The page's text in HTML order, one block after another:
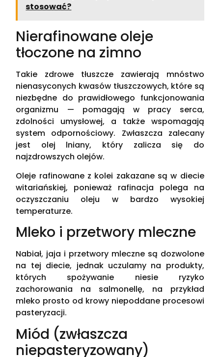
stosować?
Nierafinowane oleje
tłoczone na zimno
Takie zdrowe tłuszcze zawierają mnóstwo
nienasyconych kwasów tłuszczowych, które są
niezbędne do prawidłowego funkcjonowania
organizmu — pomagają w pracy serca,
zdolności umysłowej, a także wspomagają
system odpornościowy. Zwłaszcza zalecany
jest olej lniany, który zalicza się do
najzdrowszych olejów.
Oleje rafinowane z kolei zakazane są w diecie
witariańskiej, ponieważ rafinacja polega na
oczyszczaniu oleju w bardzo wysokiej
temperaturze.
Mleko i przetwory mleczne
Nabiał, jaja i przetwory mleczne są dozwolone
na tej diecie, jednak uczulamy na produkty,
których spożywanie niesie ryzyko
zachorowania na salmonellę, na przykład
mleko prosto od krowy niepoddane procesowi
pasteryzacji.
Miód (zwłaszcza
niepasteryzowany)